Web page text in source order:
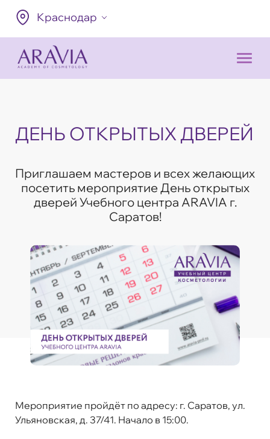
Краснодар
ДЕНЬ ОТКРЫТЫХ ДВЕРЕЙ
Приглашаем мастеров и всех желающих
посетить мероприятие День открытых
дверей Учебного центра ARAVIA г.
Саратов!
Мероприятие пройдёт по адресу: г. Саратов, ул.
Ульяновская, д. 37/41. Начало в 15:00.